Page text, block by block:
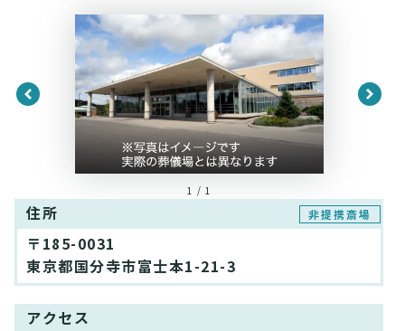
1 / 1
住所 非提携斎場
〒185-0031
東京都国分寺市富士本1-21-3
アクセス